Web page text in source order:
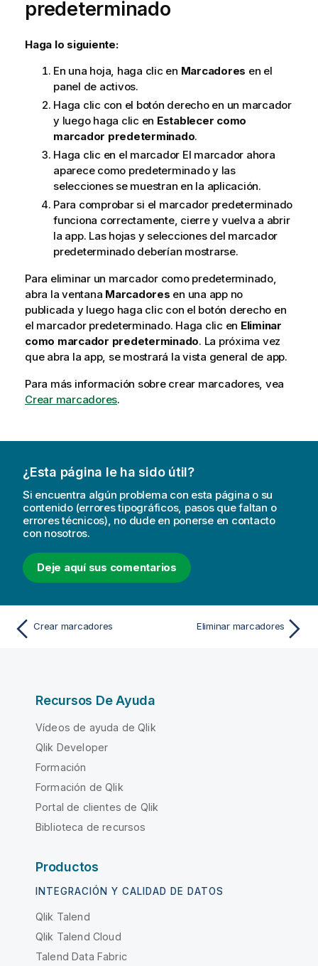
predeterminado
Haga lo siguiente:
En una hoja, haga clic en Marcadores en el
panel de activos.
Haga clic con el botón derecho en un marcador
y luego haga clic en Establecer como
marcador predeterminado.
Haga clic en el marcador El marcador ahora
aparece como predeterminado y las
selecciones se muestran en la aplicación.
Para comprobar si el marcador predeterminado
funciona correctamente, cierre y vuelva a abrir
la app. Las hojas y selecciones del marcador
predeterminado deberían mostrarse.
Para eliminar un marcador como predeterminado,
abra la ventana Marcadores en una app no
publicada y luego haga clic con el botón derecho en
el marcador predeterminado. Haga clic en Eliminar
como marcador predeterminado. La próxima vez
que abra la app, se mostrará la vista general de app.
Para más información sobre crear marcadores, vea
Crear marcadores.
¿Esta página le ha sido útil?
Si encuentra algún problema con esta página o su
contenido (errores tipográficos, pasos que faltan o
errores técnicos), no dude en ponerse en contacto
con nosotros.
Deje aquí sus comentarios
Crear marcadores Eliminar marcadores
Recursos De Ayuda
Vídeos de ayuda de Qlik
Qlik Developer
Formación
Formación de Qlik
Portal de clientes de Qlik
Biblioteca de recursos
Productos
INTEGRACIÓN Y CALIDAD DE DATOS
Qlik Talend
Qlik Talend Cloud
Talend Data Fabric